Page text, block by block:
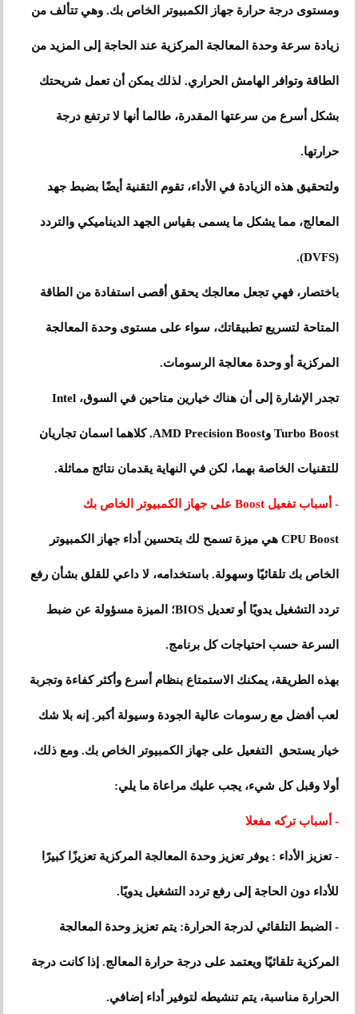
ومستوى درجة حرارة جهاز الكمبيوتر الخاص بك. وهي تتألف من
زيادة سرعة وحدة المعالجة المركزية عند الحاجة إلى المزيد من
الطاقة وتوافر الهامش الحراري. لذلك يمكن أن تعمل شريحتك
بشكل أسرع من سرعتها المقدرة، طالما أنها لا ترتفع درجة
حرارتها.
ولتحقيق هذه الزيادة في الأداء، تقوم التقنية أيضًا بضبط جهد
المعالج، مما يشكل ما يسمى بقياس الجهد الديناميكي والتردد
(DVFS).
باختصار، فهي تجعل معالجك يحقق أقصى استفادة من الطاقة
المتاحة لتسريع تطبيقاتك، سواء على مستوى وحدة المعالجة
المركزية أو وحدة معالجة الرسومات.
تجدر الإشارة إلى أن هناك خيارين متاحين في السوق، Intel
Turbo Boost وAMD Precision Boost. كلاهما اسمان تجاريان
للتقنيات الخاصة بهما، لكن في النهاية يقدمان نتائج مماثلة.
- أسباب تفعيل Boost على جهاز الكمبيوتر الخاص بك
CPU Boost هي ميزة تسمح لك بتحسين أداء جهاز الكمبيوتر
الخاص بك تلقائيًا وسهولة. باستخدامه، لا داعي للقلق بشأن رفع
تردد التشغيل يدويًا أو تعديل BIOS؛ الميزة مسؤولة عن ضبط
السرعة حسب احتياجات كل برنامج.
بهذه الطريقة، يمكنك الاستمتاع بنظام أسرع وأكثر كفاءة وتجربة
لعب أفضل مع رسومات عالية الجودة وسيولة أكبر. إنه بلا شك
خيار يستحق التفعيل على جهاز الكمبيوتر الخاص بك. ومع ذلك،
أولا وقبل كل شيء، يجب عليك مراعاة ما يلي:
- أسباب تركه مفعلا
- تعزيز الأداء : يوفر تعزيز وحدة المعالجة المركزية تعزيزًا كبيرًا
للأداء دون الحاجة إلى رفع تردد التشغيل يدويًا.
- الضبط التلقائي لدرجة الحرارة: يتم تعزيز وحدة المعالجة
المركزية تلقائيًا ويعتمد على درجة حرارة المعالج. إذا كانت درجة
الحرارة مناسبة، يتم تنشيطه لتوفير أداء إضافي.